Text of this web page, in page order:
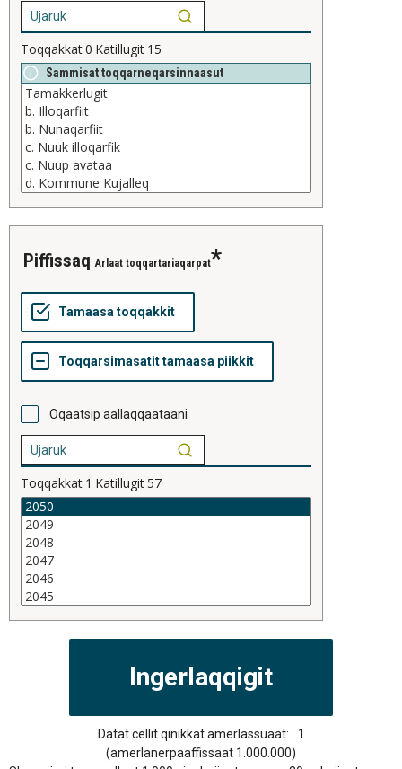
Toqqakkat0 Katillugit 15
Sammisat toqqarneqarsinnaasut
piffissaq Arlaat toqqartariaqarpat
Oqaatsip aallaqqaataani
Toqqakkat 1 Katillugit57
Datat cellit qinikkat amerlassuaat:
1
(amerlanerpaaffissaat 1.000.000)